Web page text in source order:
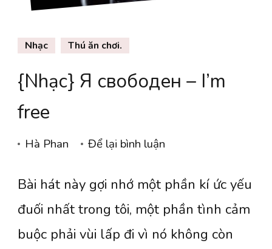
Nhạc Thú ăn chơi.
{Nhạc} Я свободен – I’m
free
Hà Phan Để lại bình luận
Я
свободен
–
Bài hát này gợi nhớ một phần kí ức yếu
đuối nhất trong tôi, một phần tình cảm
buộc phải vùi lấp đi vì nó không còn